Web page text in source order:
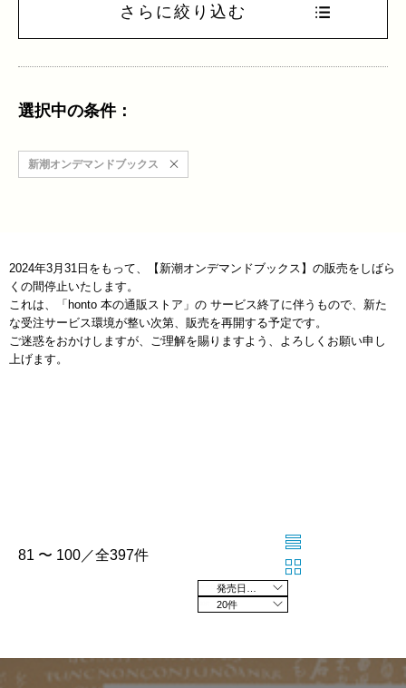
さらに絞り込む
選択中の条件：
新潮オンデマンドブックス
2024年3月31日をもって、【新潮オンデマンドブックス】の販売をしばら
くの間停止いたします。
これは、「honto 本の通販ストア」の サービス終了に伴うもので、新た
な受注サービス環境が整い次第、販売を再開する予定です。
ご迷惑をおかけしますが、ご理解を賜りますよう、よろしくお願い申し
上げます。
81 〜 100／全397件
20件